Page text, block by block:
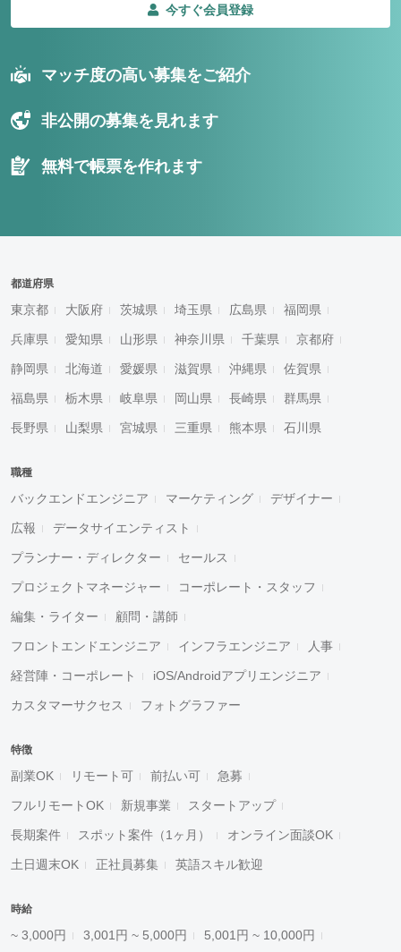
今すぐ会員登録
マッチ度の高い募集をご紹介
非公開の募集を見れます
無料で帳票を作れます
都道府県
東京都 大阪府 茨城県 埼玉県 広島県 福岡県
兵庫県 愛知県 山形県 神奈川県 千葉県 京都府
静岡県 北海道 愛媛県 滋賀県 沖縄県 佐賀県
福島県 栃木県 岐阜県 岡山県 長崎県 群馬県
長野県 山梨県 宮城県 三重県 熊本県 石川県
職種
バックエンドエンジニア マーケティング デザイナー
広報 データサイエンティスト
プランナー・ディレクター セールス
プロジェクトマネージャー コーポレート・スタッフ
編集・ライター 顧問・講師
フロントエンドエンジニア インフラエンジニア 人事
経営陣・コーポレート iOS/Androidアプリエンジニア
カスタマーサクセス フォトグラファー
特徴
副業OK リモート可 前払い可 急募
フルリモートOK 新規事業 スタートアップ
長期案件 スポット案件（1ヶ月） オンライン面談OK
土日週末OK 正社員募集 英語スキル歓迎
時給
~ 3,000円 3,001円 ~ 5,000円 5,001円 ~ 10,000円